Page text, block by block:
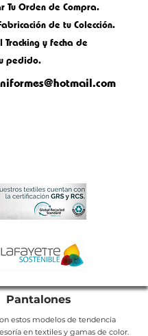
Tu Orden de Compra.
de tu Colección.
Tracking y fecha de
pedido.
Pantalones
estos modelos de tendencia
en textiles y gamas de color.